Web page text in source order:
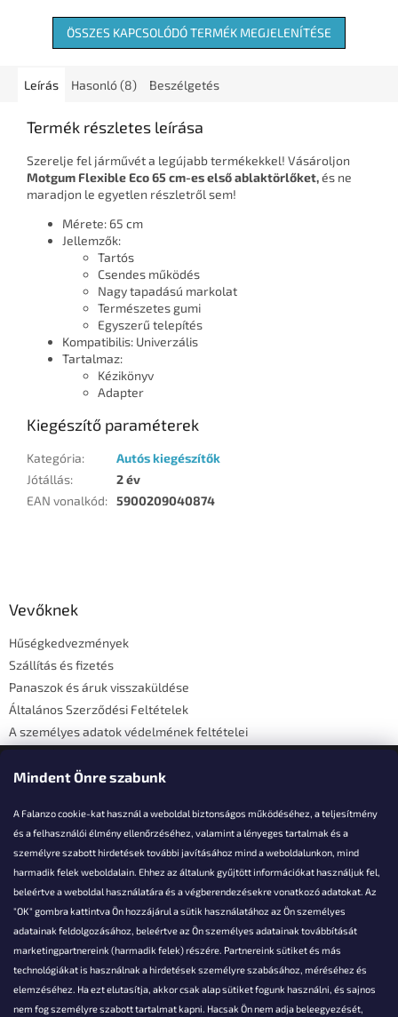
Mindent Önre szabunk
A Falanzo cookie-kat használ a weboldal biztonságos működéséhez, a teljesítmény
és a felhasználói élmény ellenőrzéséhez, valamint a lényeges tartalmak és a
személyre szabott hirdetések további javításához mind a weboldalunkon, mind
harmadik felek weboldalain. Ehhez az általunk gyűjtött információkat használjuk fel,
beleértve a weboldal használatára és a végberendezésekre vonatkozó adatokat. Az
"OK" gombra kattintva Ön hozzájárul a sütik használatához az Ön személyes
adatainak feldolgozásához, beleértve az Ön személyes adatainak továbbítását
marketingpartnereink (harmadik felek) részére. Partnereink sütiket és más
technológiákat is használnak a hirdetések személyre szabásához, méréséhez és
elemzéséhez. Ha ezt elutasítja, akkor csak alap sütiket fogunk használni, és sajnos
nem fog személyre szabott tartalmat kapni. Hacsak Ön nem adja beleegyezését,
ÖSSZES KAPCSOLÓDÓ TERMÉK MEGJELENÍTÉSE
Leírás Hasonló (8) Beszélgetés
Termék részletes leírása
Szerelje fel járművét a legújabb termékekkel! Vásároljon
Motgum Flexible Eco 65 cm-es első ablaktörlőket,és ne
maradjon le egyetlen részletről sem!
Mérete: 65 cm
Jellemzők:
Tartós
Csendes működés
Nagy tapadású markolat
Természetes gumi
Egyszerű telepítés
Kompatibilis: Univerzális
Tartalmaz:
Kézikönyv
Adapter
Kiegészítő paraméterek
Kategória:
Autós kiegészítők
Jótállás:
2 év
EAN vonalkód: 5900209040874
Vevőknek
Hűségkedvezmények
Szállítás és fizetés
Panaszok és áruk visszaküldése
Általános Szerződési Feltételek
A személyes adatok védelmének feltételei
Elérhetőségi adatok
Akarsz kérdezni valamit?
info@falanzo.hu